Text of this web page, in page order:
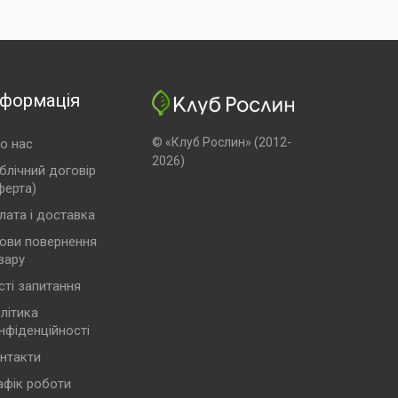
нас
договір
і доставка
повернення
запитання
роботи
© «Клуб Рослин» (2012-
2026)